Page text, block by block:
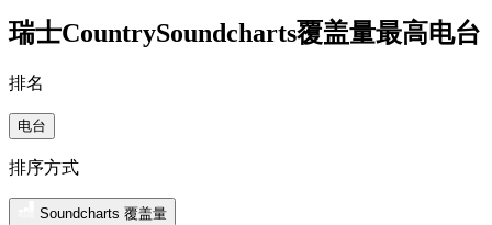
瑞士CountrySoundcharts覆盖量最高电台
排名
电台
排序方式
Soundcharts 覆盖量